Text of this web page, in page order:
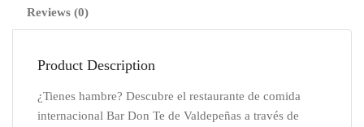
Reviews (0)
Product Description
¿Tienes hambre? Descubre el restaurante de comida
internacional Bar Don Te de Valdepeñas a través de